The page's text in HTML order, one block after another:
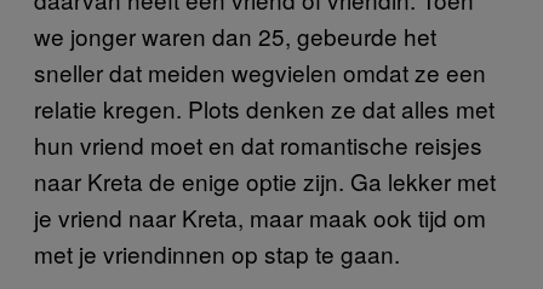
we jonger waren dan 25, gebeurde het
sneller dat meiden wegvielen omdat ze een
relatie kregen. Plots denken ze dat alles met
hun vriend moet en dat romantische reisjes
naar Kreta de enige optie zijn. Ga lekker met
je vriend naar Kreta, maar maak ook tijd om
met je vriendinnen op stap te gaan.